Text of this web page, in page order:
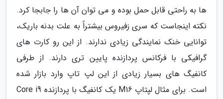
ها به راحتی قابل حمل بوده و می توان آن ها را جابجا کرد.
نکته اینجاست که سری زفیروس بیشتراً به علت بدنه باریک،
توانایی خنک نمایندگی زیادی ندارند. از این رو کارت های
گرافیکی با فرکانس پردازنده پایین تری دارند. از طرفی
کانفیگ های بسیار زیادی از این لپ تاپ وارد بازار شده
است. برای مثال لپتاپ M16 یک کانفیگ با پردازنده Core i9